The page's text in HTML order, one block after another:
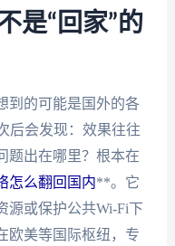
是“回家”的
到的可能是国外的各
后会发现：效果往往
题出在哪里？根本在
怎么翻回国内**。它
源或保护公共Wi-Fi下
欧美等国际枢纽，专